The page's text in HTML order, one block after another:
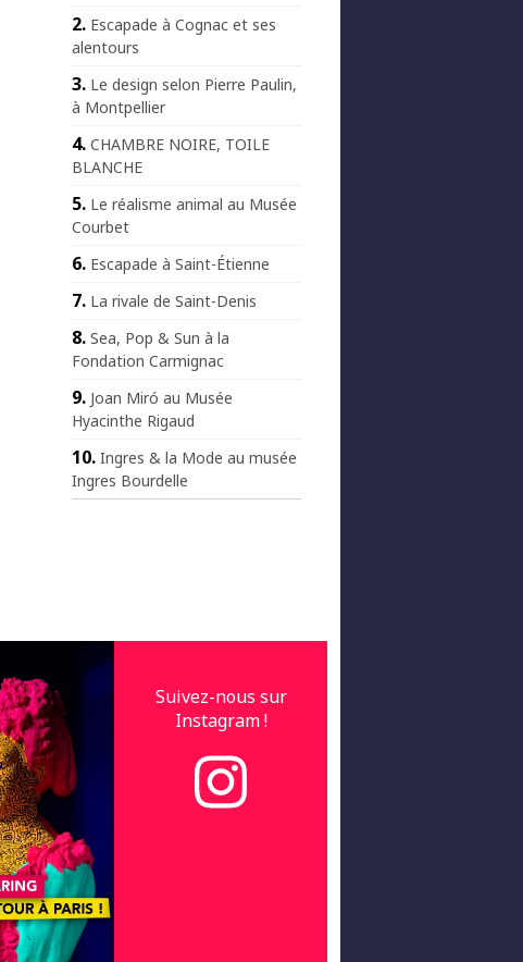
Escapade à Cognac et ses
alentours
Le design selon Pierre Paulin,
à Montpellier
CHAMBRE NOIRE, TOILE
BLANCHE
Le réalisme animal au Musée
Courbet
Escapade à Saint-Étienne
La rivale de Saint-Denis
Sea, Pop & Sun à la
Fondation Carmignac
Joan Miró au Musée
Hyacinthe Rigaud
Ingres & la Mode au musée
Ingres Bourdelle
Suivez-nous sur
Instagram !